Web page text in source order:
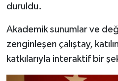
duruldu.
Akademik sunumlar ve
zenginleşen çalıştay,
katkılarıyla interaktif bir
Yemek Tarifleri